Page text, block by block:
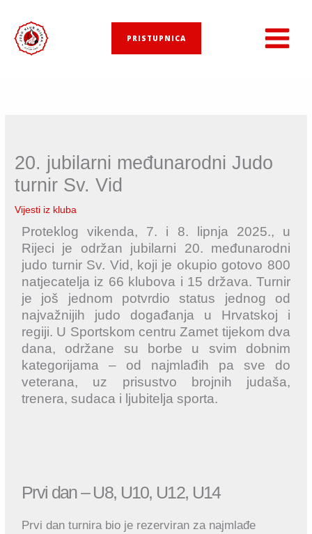
content
PRISTUPNICA
20. jubilarni međunarodni Judo
turnir Sv. Vid
Vijesti iz kluba
Proteklog vikenda, 7. i 8. lipnja 2025., u
Rijeci je održan jubilarni 20. međunarodni
judo turnir Sv. Vid, koji je okupio gotovo 800
natjecatelja iz 66 klubova i 15 država. Turnir
je još jednom potvrdio status jednog od
najvažnijih judo događanja u Hrvatskoj i
regiji. U Sportskom centru Zamet tijekom dva
dana, održane su borbe u svim dobnim
kategorijama – od najmlađih pa sve do
veterana, uz prisustvo brojnih judaša,
trenera, sudaca i ljubitelja sporta.
Prvi dan – U8, U10, U12, U14
Prvi dan turnira bio je rezerviran za najmlađe